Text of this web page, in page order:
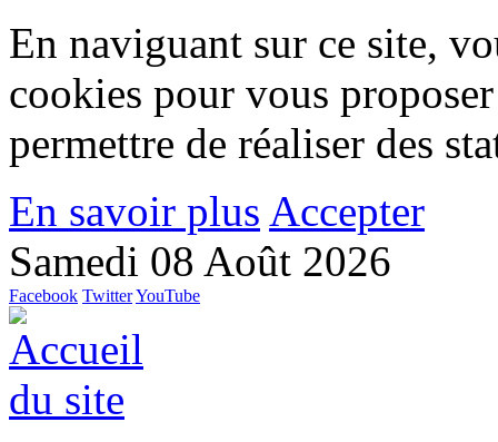
En naviguant sur ce site,
cookies pour vous
permettre de réaliser des
En savoir plus Accepter
Samedi 08 Août 2026
Facebook TwitterYouTube